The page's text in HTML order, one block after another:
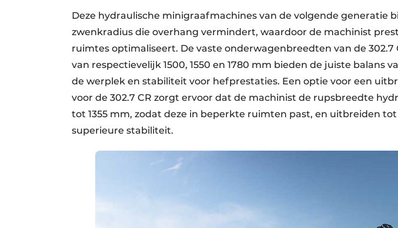
Deze hydraulische minigraafmachines van de volgende generatie
zwenkradius die overhang vermindert, waardoor de machinist
ruimtes optimaliseert. De vaste onderwagenbreedten van de 302.7
van respectievelijk 1500, 1550 en 1780 mm bieden de juiste balans
de werplek en stabiliteit voor hefprestaties. Een optie voor een
voor de 302.7 CR zorgt ervoor dat de machinist de rupsbreedte
tot 1355 mm, zodat deze in beperkte ruimten past, en uitbreiden tot
superieure stabiliteit.